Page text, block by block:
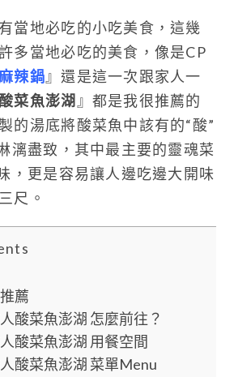
當地必吃的小吃美食，這幾
多當地必吃的美食，像是CP
辣鍋 』還是這一次跟家人一
菜魚澎湖 』都是我很推薦的
的湯底將酸菜魚中該有的“酸”
漓盡致，其中最主要的靈魂菜
，更是容易讓人邊吃邊大開味
尺。
薦
酸菜魚澎湖 怎麼前往？
酸菜魚澎湖 用餐空間
酸菜魚澎湖 菜單Menu